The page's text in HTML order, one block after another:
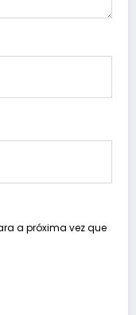
a próxima vez que